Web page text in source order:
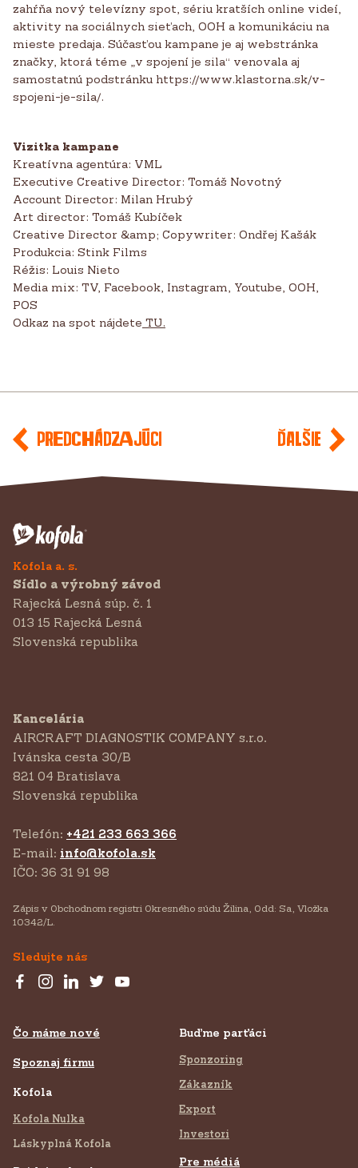
zahŕňa nový televízny spot, sériu kratších online videí,
aktivity na sociálnych sieťach, OOH a komunikáciu na
mieste predaja. Súčasťou kampane je aj webstránka
značky, ktorá téme „v spojení je sila“ venovala aj
samostatnú podstránku https://www.klastorna.sk/v-
spojeni-je-sila/.
Vizitka kampane
Kreatívna agentúra: VML
Executive Creative Director: Tomáš Novotný
Account Director: Milan Hrubý
Art director: Tomáš Kubíček
Creative Director &amp; Copywriter: Ondřej Kašák
Produkcia: Stink Films
Réžis: Louis Nieto
Media mix: TV, Facebook, Instagram, Youtube, OOH,
POS
Odkaz na spot nájdete TU.
Predchádzajúci Ďalšie
Kofola a. s.
Sídlo a výrobný závod
Rajecká Lesná súp. č. 1
013 15 Rajecká Lesná
Slovenská republika
Kancelária
AIRCRAFT DIAGNOSTIK COMPANY s.r.o.
‍Ivánska cesta 30/B
821 04 Bratislava
Slovenská republika
Telefón: +421 233 663 366
E-mail: info@kofola.sk
IČO: 36 31 91 98
Zápis v Obchodnom registri Okresného súdu Žilina, Odd: Sa, Vložka
10342/L.
Sledujte nás
Čo máme nové
Spoznaj firmu
Kofola
Kofola Nulka
Láskyplná Kofola
Buďme parťáci
Sponzoring
Zákazník
Export
Investori
Pre médiá